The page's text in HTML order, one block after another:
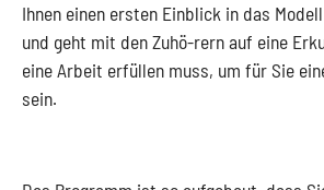
Ihnen einen ersten Einblick in das
und geht mit den Zuhö-rern auf eine
eine Arbeit erfüllen muss, um für Sie
sein.